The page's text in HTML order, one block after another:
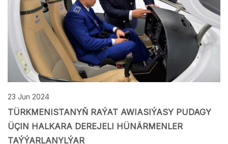
23 Jun 2024
TÜRKMENISTANYŇ RAÝAT AWIASIÝASY PUDAGY
ÜÇIN HALKARA DEREJELI HÜNÄRMENLER
TAÝÝARLANYLÝAR